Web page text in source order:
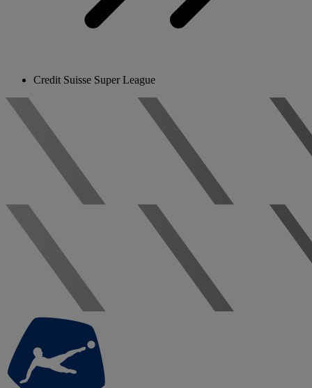
Credit Suisse Super League